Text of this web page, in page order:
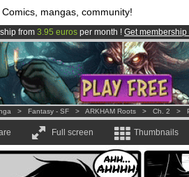
Comics, mangas, community!
from 3.95 euros per month ! Get membership
is now LIVE!.
and 1000 comics & mangas!.
> Fantasy - SF > ARKHAM Roots > Ch. 2 >
Full screen Thumbnails
ahh...
AHHHH!